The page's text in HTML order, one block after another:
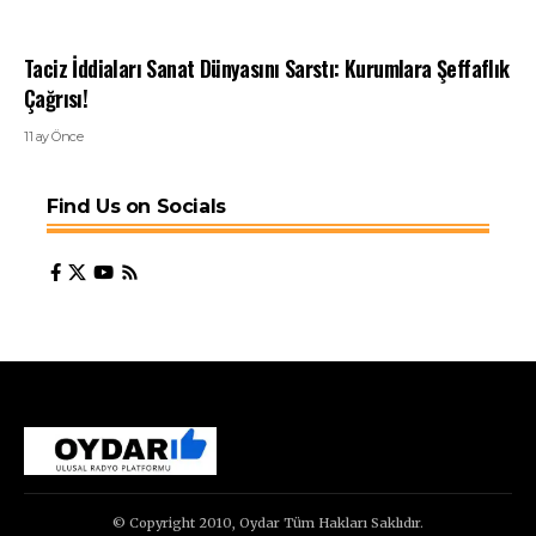
Taciz İddiaları Sanat Dünyasını Sarstı: Kurumlara Şeffaflık
Çağrısı!
11 ay Önce
Find Us on Socials
© Copyright 2010, Oydar Tüm Hakları Saklıdır.